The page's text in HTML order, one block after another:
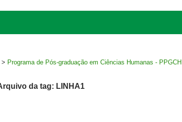
> Programa de Pós-graduação em Ciências Humanas - PPGCH
da tag: LINHA1